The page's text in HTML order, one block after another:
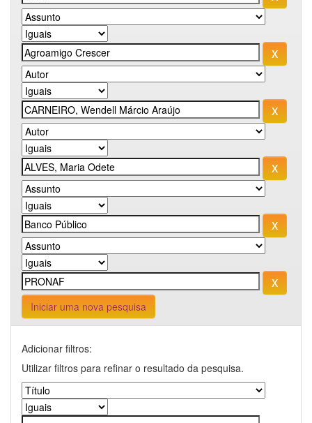
Iniciar uma nova pesquisa
Adicionar filtros:
Utilizar filtros para refinar o resultado da pesquisa.